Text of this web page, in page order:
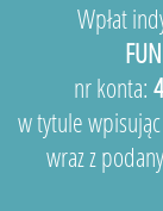
Wpłat
nr konta:
w tytule wpisując
wraz z